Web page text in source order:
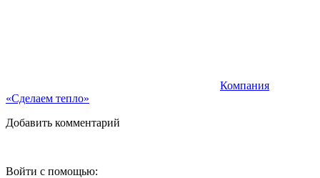
Компания
«Сделаем тепло»
Добавить комментарий
Войти с помощью: